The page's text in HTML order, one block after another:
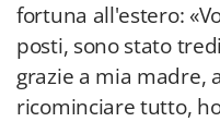
fortuna all'estero:
posti, sono stato
grazie a mia madre,
ricominciare tutto,